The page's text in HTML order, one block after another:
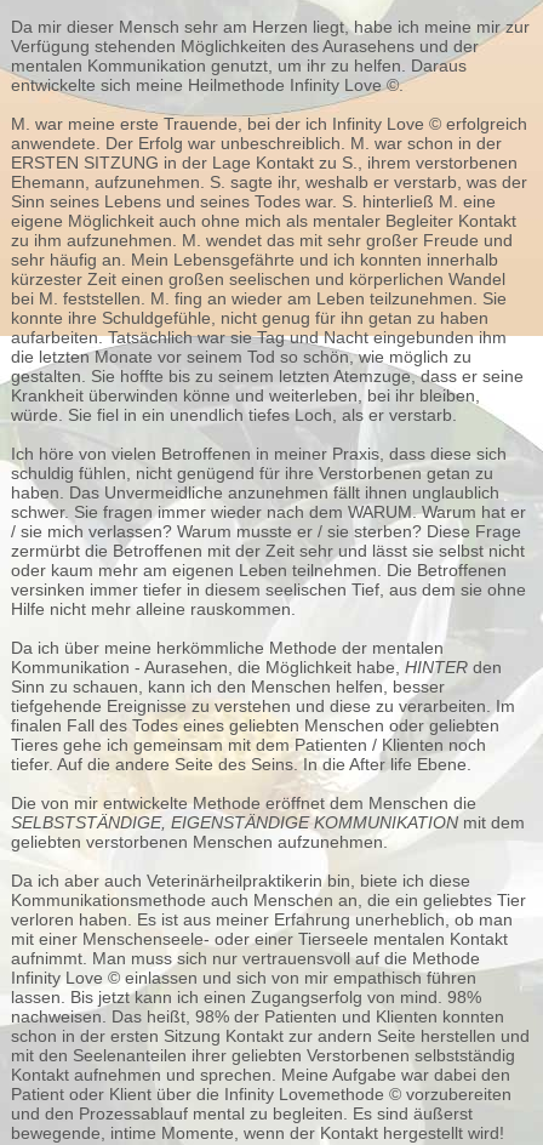
Da mir dieser Mensch sehr am Herzen liegt, habe ich meine mir zur
Verfügung stehenden Möglichkeiten des Aurasehens und der
mentalen Kommunikation genutzt, um ihr zu helfen. Daraus
entwickelte sich meine Heilmethode Infinity Love ©.
M. war meine erste Trauende, bei der ich Infinity Love © erfolgreich
anwendete. Der Erfolg war unbeschreiblich. M. war schon in der
ERSTEN SITZUNG in der Lage Kontakt zu S., ihrem verstorbenen
Ehemann, aufzunehmen. S. sagte ihr, weshalb er verstarb, was der
Sinn seines Lebens und seines Todes war. S. hinterließ M. eine
eigene Möglichkeit auch ohne mich als mentaler Begleiter Kontakt
zu ihm aufzunehmen. M. wendet das mit sehr großer Freude und
sehr häufig an. Mein Lebensgefährte und ich konnten innerhalb
kürzester Zeit einen großen seelischen und körperlichen Wandel
bei M. feststellen. M. fing an wieder am Leben teilzunehmen. Sie
konnte ihre Schuldgefühle, nicht genug für ihn getan zu haben
aufarbeiten. Tatsächlich war sie Tag und Nacht eingebunden ihm
die letzten Monate vor seinem Tod so schön, wie möglich zu
gestalten. Sie hoffte bis zu seinem letzten Atemzuge, dass er seine
Krankheit überwinden könne und weiterleben, bei ihr bleiben,
würde. Sie fiel in ein unendlich tiefes Loch, als er verstarb.
Ich höre von vielen Betroffenen in meiner Praxis, dass diese sich
schuldig fühlen, nicht genügend für ihre Verstorbenen getan zu
haben. Das Unvermeidliche anzunehmen fällt ihnen unglaublich
schwer. Sie fragen immer wieder nach dem WARUM. Warum hat er
/ sie mich verlassen? Warum musste er / sie sterben? Diese Frage
zermürbt die Betroffenen mit der Zeit sehr und lässt sie selbst nicht
oder kaum mehr am eigenen Leben teilnehmen. Die Betroffenen
versinken immer tiefer in diesem seelischen Tief, aus dem sie ohne
Hilfe nicht mehr alleine rauskommen.
Da ich über meine herkömmliche Methode der mentalen
Kommunikation - Aurasehen, die Möglichkeit habe, HINTERden
Sinn zu schauen, kann ich den Menschen helfen, besser
tiefgehende Ereignisse zu verstehen und diese zu verarbeiten. Im
finalen Fall des Todes eines geliebten Menschen oder geliebten
Tieres gehe ich gemeinsam mit dem Patienten / Klienten noch
tiefer. Auf die andere Seite des Seins. In die After life Ebene.
Die von mir entwickelte Methode eröffnet dem Menschen die
SELBSTSTÄNDIGE, EIGENSTÄNDIGE KOMMUNIKATIONmit dem
geliebten verstorbenen Menschen aufzunehmen.
Da ich aber auch Veterinärheilpraktikerin bin, biete ich diese
Kommunikationsmethode auch Menschen an, die ein geliebtes Tier
verloren haben. Es ist aus meiner Erfahrung unerheblich, ob man
mit einer Menschenseele- oder einer Tierseele mentalen Kontakt
aufnimmt. Man muss sich nur vertrauensvoll auf die Methode
Infinity Love © einlassen und sich von mir empathisch führen
lassen. Bis jetzt kann ich einen Zugangserfolg von mind. 98%
nachweisen. Das heißt, 98% der Patienten und Klienten konnten
schon in der ersten Sitzung Kontakt zur andern Seite herstellen und
mit den Seelenanteilen ihrer geliebten Verstorbenen selbstständig
Kontakt aufnehmen und sprechen. Meine Aufgabe war dabei den
Patient oder Klient über die Infinity Lovemethode © vorzubereiten
und den Prozessablauf mental zu begleiten. Es sind äußerst
bewegende, intime Momente, wenn der Kontakt hergestellt wird!